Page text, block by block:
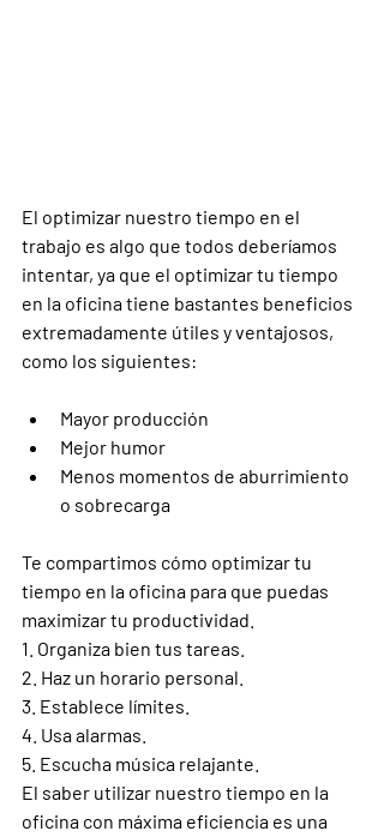
El optimizar nuestro tiempo en el
trabajo es algo que todos deberíamos
intentar, ya que el optimizar tu tiempo
en la oficina tiene bastantes beneficios
extremadamente útiles y ventajosos,
como los siguientes:
Mayor producción
Mejor humor
Menos momentos de aburrimiento
o sobrecarga
Te compartimos cómo optimizar tu
tiempo en la oficina para que puedas
maximizar tu productividad.
1. Organiza bien tus tareas.
2. Haz un horario personal.
3. Establece límites.
4. Usa alarmas.
5. Escucha música relajante.
El saber utilizar nuestro tiempo en la
oficina con máxima eficiencia es una